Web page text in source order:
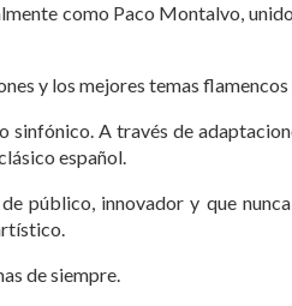
como Paco Montalvo,
y los mejores temas
sinfónico. A través de
español.
público, innovador y que
de siempre.